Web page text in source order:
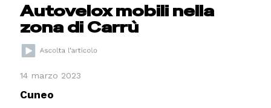
Autovelox mobili nella
zona di Carrù
14 marzo 2023
Cuneo